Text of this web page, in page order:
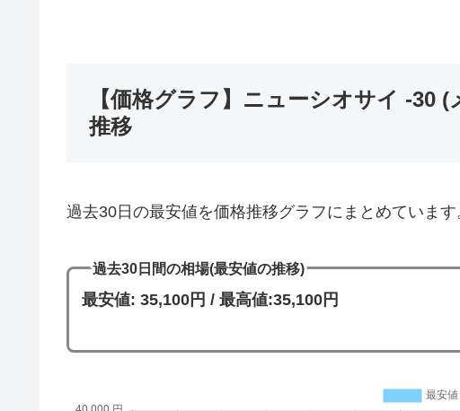
【価格グラフ】ニューシオサイ -30
推移
過去30日の最安値を価格推移グラフにまとめています
過去30日間の相場(最安値の推移)
最安値: 35,100円 / 最高値:35,100円